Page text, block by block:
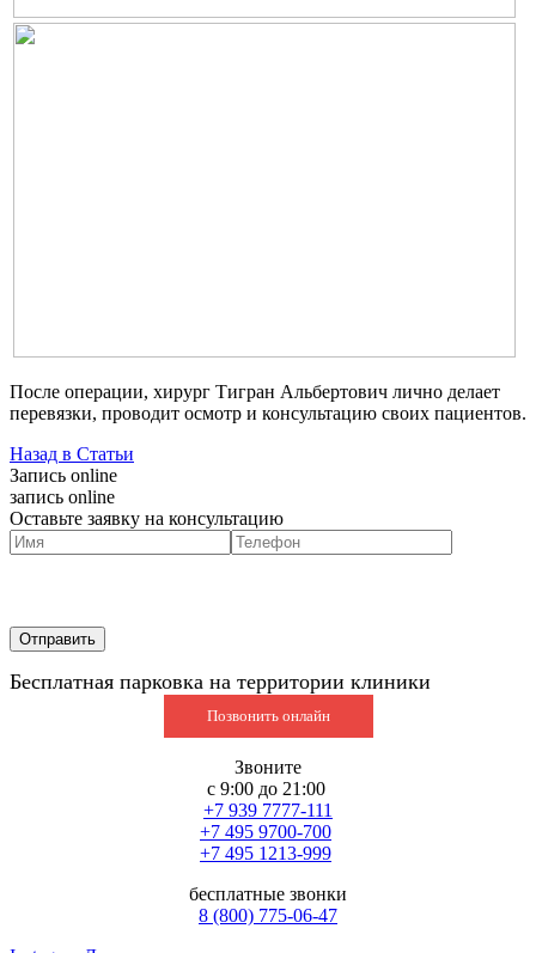
После операции, хирург Тигран Альбертович лично делает
перевязки, проводит осмотр и консультацию своих пациентов.
Назад в Статьи
Запись online
запись online
Оставьте заявку на консультацию
Бесплатная парковка на территории клиники
Позвонить онлайн
Звоните
с 9:00 до 21:00
+7 939 7777-111
+7 495 9700-700
+7 495 1213-999
бесплатные звонки
8 (800) 775-06-47